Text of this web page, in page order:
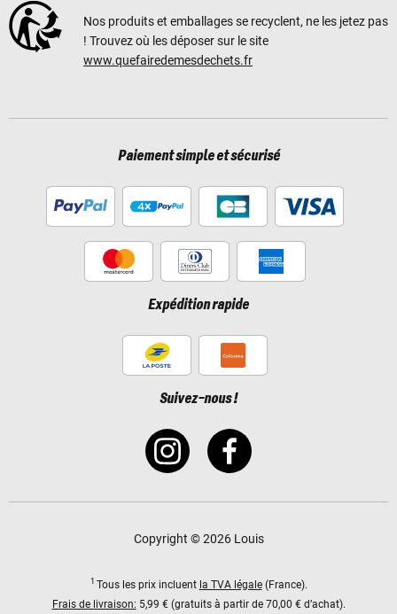
Nos produits et emballages se recyclent, ne les jetez pas
! Trouvez où les déposer sur le site
www.quefairedemesdechets.fr
Paiement simple et sécurisé
Expédition rapide
Suivez-nous !
Copyright © 2026 Louis
1 Tous les prix incluent la TVA légale(France).
Frais de livraison: 5,99 € (gratuits à partir de 70,00 € d’achat).